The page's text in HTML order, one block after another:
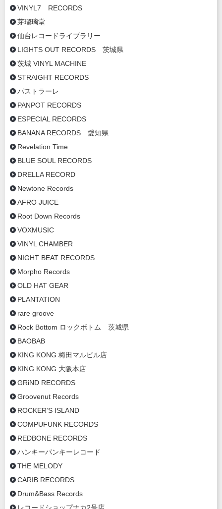
VINYL7 RECORDS
芽瑠璃堂
仙台レコードライブラリー
LIGHTS OUT RECORDS 茨城県
茨城 VINYL MACHINE
STRAIGHT RECORDS
パストラーレ
PANPOT RECORDS
ESPECIAL RECORDS
BANANA RECORDS 愛知県
Revelation Time
BLUE SOUL RECORDS
DRELLA RECORD
Newtone Records
AFRO JUICE
Root Down Records
VOXMUSIC
VINYL CHAMBER
NIGHT BEAT RECORDS
Morpho Records
OLD HAT GEAR
PLANTATION
rare groove
Rock Bottom ロックボトム 茨城県
BAOBAB
KING KONG 梅田マルビル店
KING KONG 大阪本店
GRiND RECORDS
Groovenut Records
ROCKER’S ISLAND
COMPUFUNK RECORDS
REDBONE RECORDS
ハンキーパンキーレコード
THE MELODY
CARIB RECORDS
Drum&Bass Records